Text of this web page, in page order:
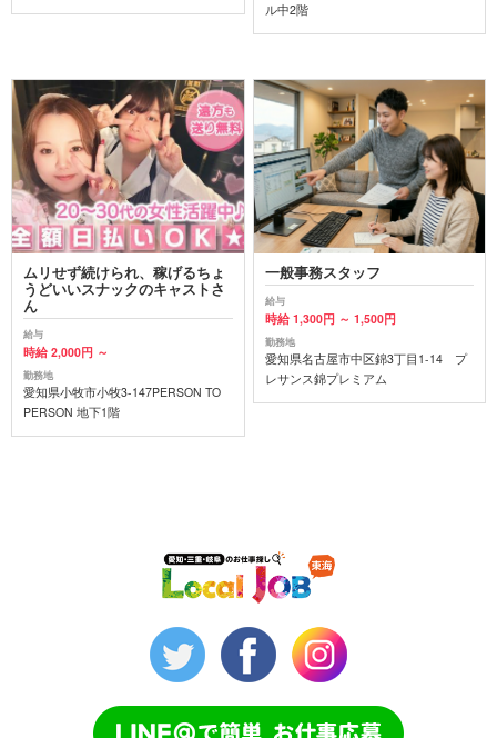
ル中2階
ムリせず続けられ、稼げるちょ
うどいいスナックのキャストさ
ん
給与
時給 2,000円 ～
勤務地
愛知県小牧市小牧3-147PERSON TO
PERSON 地下1階
一般事務スタッフ
給与
時給 1,300円 ～ 1,500円
勤務地
愛知県名古屋市中区錦3丁目1-14 プ
レサンス錦プレミアム